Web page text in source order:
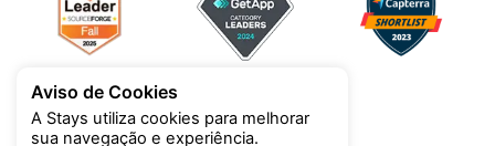
Aviso de Cookies
A Stays utiliza cookies para melhorar
sua navegação e experiência.